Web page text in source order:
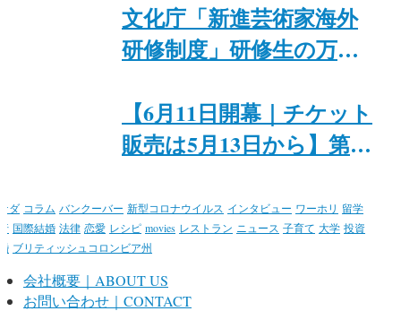
イベートセッション
文化庁「新進芸術家海外
研修制度」研修生の万里
8日にトロントで特別イ
ベント「Japan + Canada
開催
【6月11日開幕｜チケット
販売は5月13日から】第15
カナダ日系文化会館
ダ コラム バンクーバー 新型コロナウイルス インタビュー ワーホリ 留学
国際結婚 法律 恋愛 レシピ movies レストラン ニュース 子育て 大学 投資
ブリティッシュコロンビア州
会社概要｜ABOUT US
お問い合わせ｜CONTACT